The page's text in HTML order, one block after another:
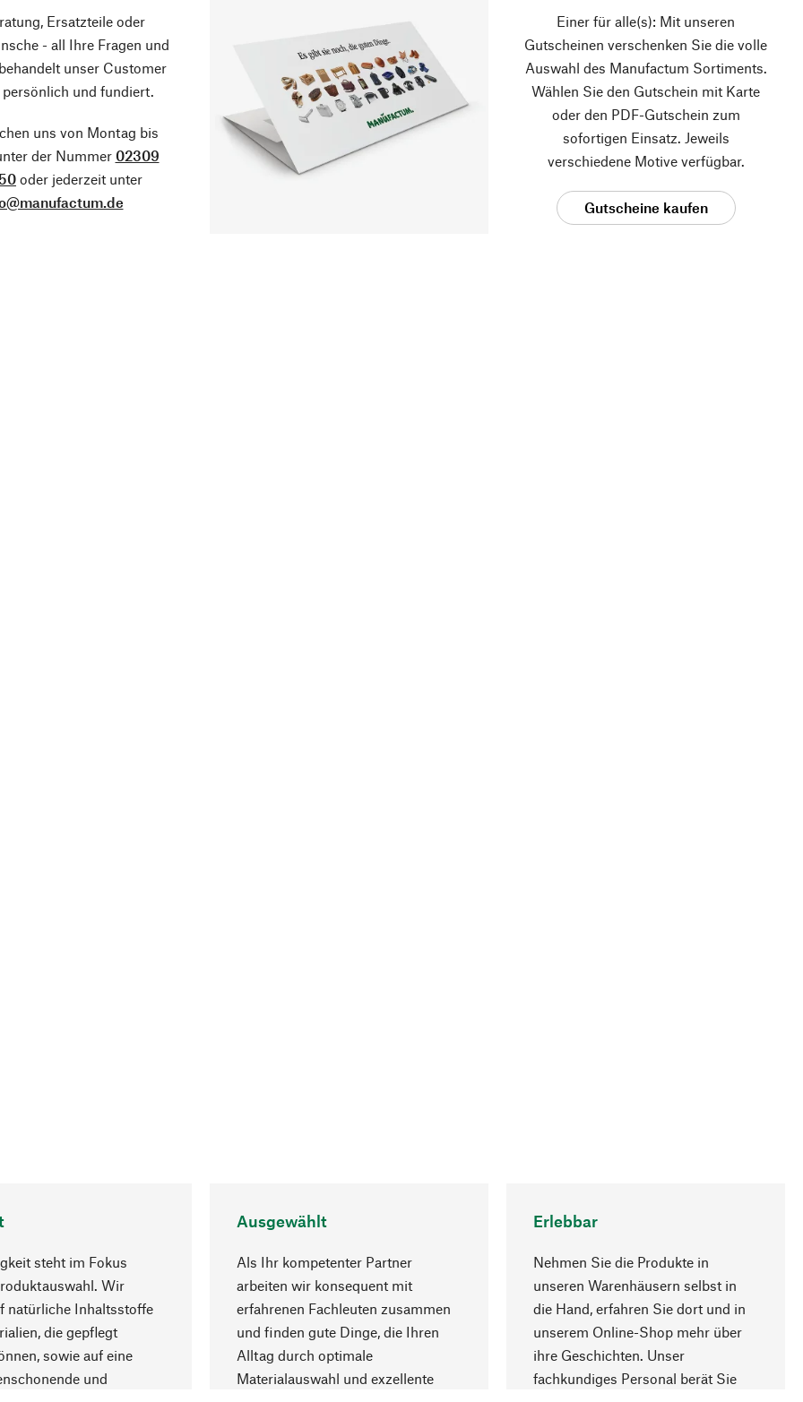
Ersatzteile oder
- all Ihre Fragen und
unser Customer
und fundiert.
uns von Montag bis
der Nummer 02309
oder jederzeit unter
Einer für alle(s): Mit unseren
Gutscheinen verschenken Sie die volle
Auswahl des Manufactum Sortiments.
Wählen Sie den Gutschein mit Karte
oder den PDF-Gutschein zum
sofortigen Einsatz. Jeweils
verschiedene Motive verfügbar.
Gutscheine kaufen
steht im Fokus
Wir
natürliche Inhaltsstoffe
die gepflegt
sowie auf eine
und
Ausgewählt
Als Ihr kompetenter Partner
arbeiten wir konsequent mit
erfahrenen Fachleuten zusammen
und finden gute Dinge, die Ihren
Alltag durch optimale
Materialauswahl und exzellente
Erlebbar
Nehmen Sie die Produkte in
unseren Warenhäusern selbst in
die Hand, erfahren Sie dort und in
unserem Online-Shop mehr über
ihre Geschichten. Unser
fachkundiges Personal berät Sie